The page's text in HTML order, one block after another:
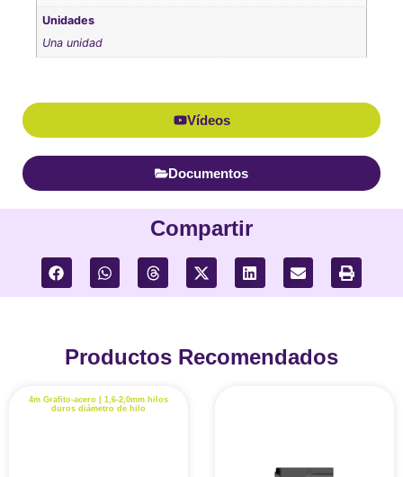
Unidades
Una unidad
Vídeos
Documentos
Compartir
Productos Recomendados
4m Grafito-acero | 1,6-2,0mm hilos
duros diámetro de hilo